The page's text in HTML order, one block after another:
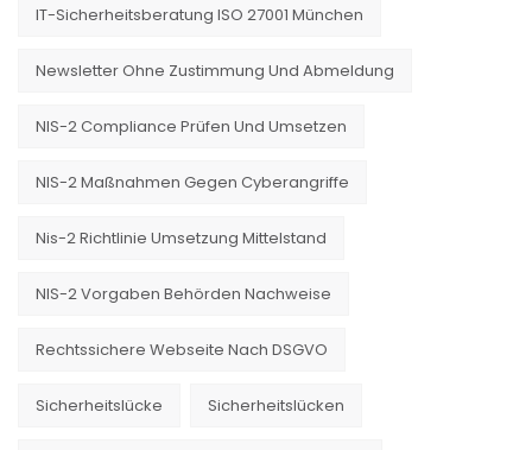
IT-Sicherheitsberatung ISO 27001 München
Newsletter Ohne Zustimmung Und Abmeldung
NIS-2 Compliance Prüfen Und Umsetzen
NIS-2 Maßnahmen Gegen Cyberangriffe
Nis-2 Richtlinie Umsetzung Mittelstand
NIS-2 Vorgaben Behörden Nachweise
Rechtssichere Webseite Nach DSGVO
Sicherheitslücke Sicherheitslücken